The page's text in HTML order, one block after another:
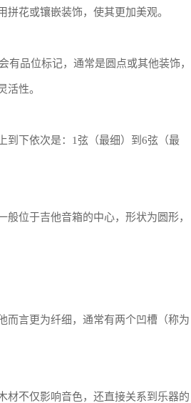
花或镶嵌装饰，使其更加美观。
品位标记，通常是圆点或其他装饰，
活性。
到下依次是：1弦（最细）到6弦（最
位于吉他音箱的中心，形状为圆形，
而言更为纤细，通常有两个凹槽（称为
材不仅影响音色，还直接关系到乐器的